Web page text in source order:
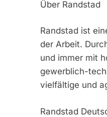
Über Randstad
Randstad ist
der Arbeit.
und immer mit
gewerblich-
vielfältige und
Randstad